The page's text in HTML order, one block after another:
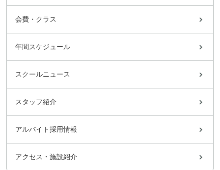
会費・クラス
年間スケジュール
スクールニュース
スタッフ紹介
アルバイト採用情報
アクセス・施設紹介